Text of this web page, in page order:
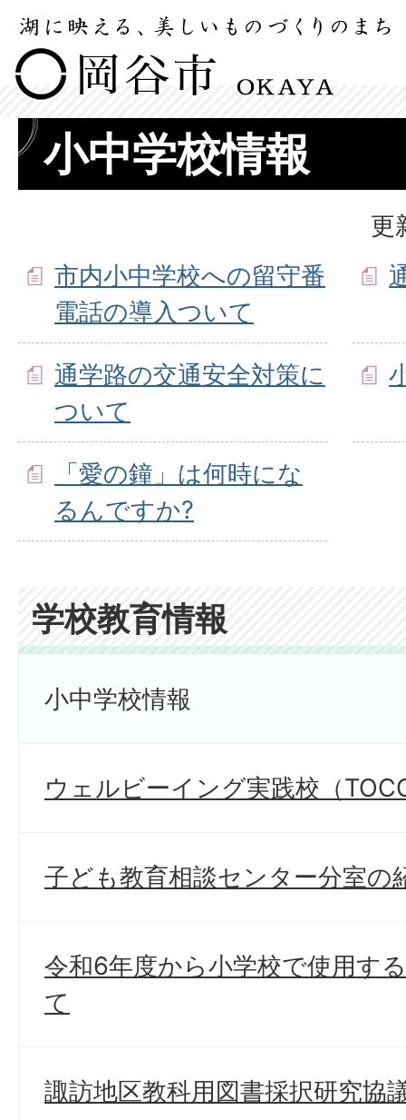
小中学校情報
更
市内小中学校への留守番
電話の導入ついて
通学路の交通安全対策に
ついて
「愛の鐘」は何時にな
るんですか?
学校教育情報
小中学校情報
ウェルビーイング実践校（
子ども教育相談センター分室の
令和6年度から小学校で使用す
て
諏訪地区教科用図書採択研究協